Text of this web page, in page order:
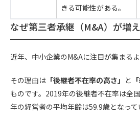
きる可能性がある。
なぜ第三者承継（M&A）が増
近年、中小企業のM&Aに注目が集まるよ
その理由は「後継者不在率の高さ」 と
ものです。2019年の後継者不在率は全
年の経営者の平均年齢は59.9歳となって